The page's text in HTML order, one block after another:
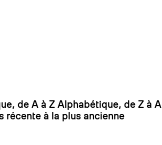
de A à Z Alphabétique, de Z à A
récente à la plus ancienne